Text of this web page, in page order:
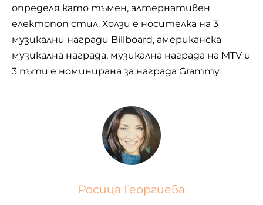
определя като тъмен, алтернативен
електопоп стил. Холзи е носителка на 3
музикални награди Billboard, американска
музикална награда, музикална награда на MTV и
3 пъти е номинирана за награда Grammy.
Росица Георгиева